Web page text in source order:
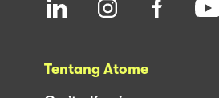
Tentang Atome